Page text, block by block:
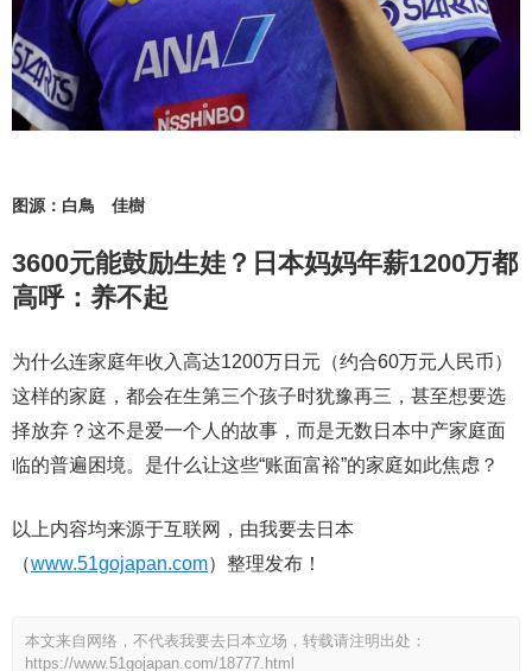
图源：白鳥 佳樹
3600元能鼓励生娃？日本妈妈年薪1200万都
高呼：养不起
为什么连家庭年收入高达1200万日元（约合60万元人民币）
这样的家庭，都会在生第三个孩子时犹豫再三，甚至想要选
择放弃？这不是爱一个人的故事，而是无数日本中产家庭面
临的普遍困境。是什么让这些“账面富裕”的家庭如此焦虑？
以上内容均来源于互联网，由我要去日本
（www.51gojapan.com）整理发布！
本文来自网络，不代表我要去日本立场，转载请注明出处：
https://www.51gojapan.com/18777.html